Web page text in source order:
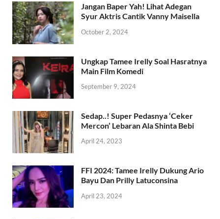
Jangan Baper Yah! Lihat Adegan
Syur Aktris Cantik Vanny Maisella
October 2, 2024
Ungkap Tamee Irelly Soal Hasratnya
Main Film Komedi
September 9, 2024
Sedap..! Super Pedasnya ‘Ceker
Mercon’ Lebaran Ala Shinta Bebi
April 24, 2023
FFI 2024: Tamee Irelly Dukung Ario
Bayu Dan Prilly Latuconsina
April 23, 2024